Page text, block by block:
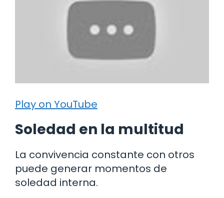
Play on YouTube
Soledad en la multitud
La convivencia constante con otros
puede generar momentos de
soledad interna.